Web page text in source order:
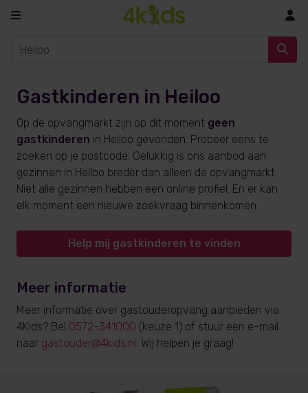
Gastkinderen in Heiloo
Op de opvangmarkt zijn op dit moment geen
gastkinderen in Heiloo gevonden. Probeer eens te
zoeken op je postcode. Gelukkig is ons aanbod aan
gezinnen in Heiloo breder dan alleen de opvangmarkt.
Niet alle gezinnen hebben een online profiel. En er kan
elk moment een nieuwe zoekvraag binnenkomen.
Help mij gastkinderen te vinden
Meer informatie
Meer informatie over gastouderopvang aanbieden via
4Kids? Bel 0572-341000 (keuze 1) of stuur een e-mail
naar gastouder@4kids.nl. Wij helpen je graag!